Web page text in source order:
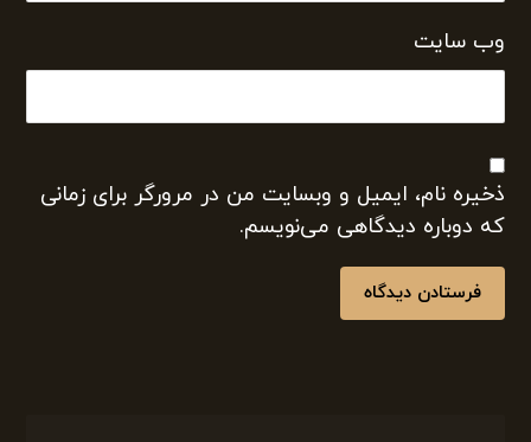
وب‌ سایت
ذخیره نام، ایمیل و وبسایت من در مرورگر برای زمانی
که دوباره دیدگاهی می‌نویسم.
فرستادن دیدگاه